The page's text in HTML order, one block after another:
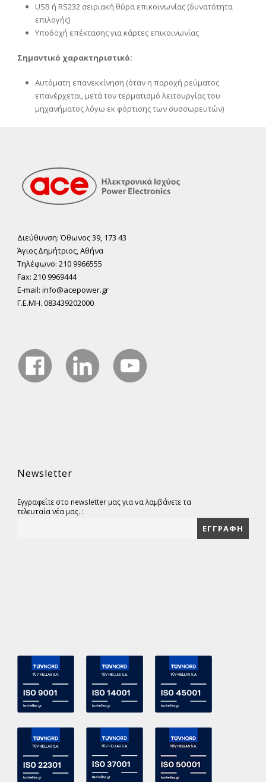
USB ή RS232 σειριακή θύρα επικοινωνίας (δυνατότητα
επιλογής)
Υποδοχή επέκτασης για κάρτες επικοινωνίας
Σημαντικό χαρακτηριστικό:
Αυτόματη επανεκκίνηση (όταν η παροχή ρεύματος
επανέρχεται, μετά τον τερματισμό λειτουργίας του
μηχανήματος λόγω εκ φόρτισης των συσσωρευτών)
Διεύθυνση: Όθωνος 39, 173 43
Άγιος ∆ηµήτριος, Αθήνα
Τηλέφωνο: 210 9966555
Fax: 210 9969444
E-mail: info@acepower.gr
Γ.Ε.ΜΗ. 083439202000
Newsletter
Εγγραφείτε στο newsletter μας για να λαμβάνετε τα
τελευταία νέα μας. :